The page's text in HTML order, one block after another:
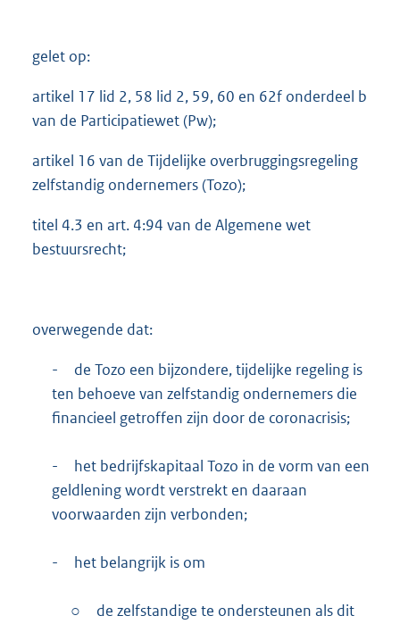
gelet op:
artikel 17 lid 2, 58 lid 2, 59, 60 en 62f onderdeel b
van de Participatiewet (Pw);
artikel 16 van de Tijdelijke overbruggingsregeling
zelfstandig ondernemers (Tozo);
titel 4.3 en art. 4:94 van de Algemene wet
bestuursrecht;
overwegende dat:
-
de Tozo een bijzondere, tijdelijke regeling is
ten behoeve van zelfstandig ondernemers die
financieel getroffen zijn door de coronacrisis;
-
het bedrijfskapitaal Tozo in de vorm van een
geldlening wordt verstrekt en daaraan
voorwaarden zijn verbonden;
- het belangrijk is om
○
de zelfstandige te ondersteunen als dit